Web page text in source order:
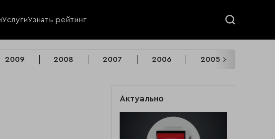
УслугиУзнать рейтинг
2009 2008 2007 2006 2005
Актуально